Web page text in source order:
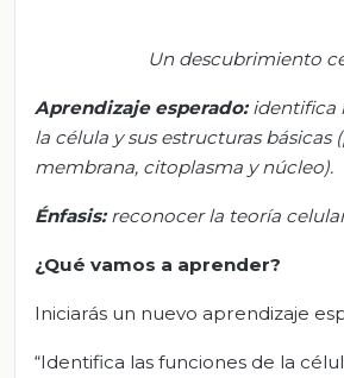
Un descubrimiento
Aprendizaje esperado: identifica
la célula y sus estructuras básicas
membrana, citoplasma y núcleo).
Énfasis:reconocer la teoría
¿Qué vamos a aprender?
Iniciarás un nuevo aprendizaje
“Identifica las funciones de la